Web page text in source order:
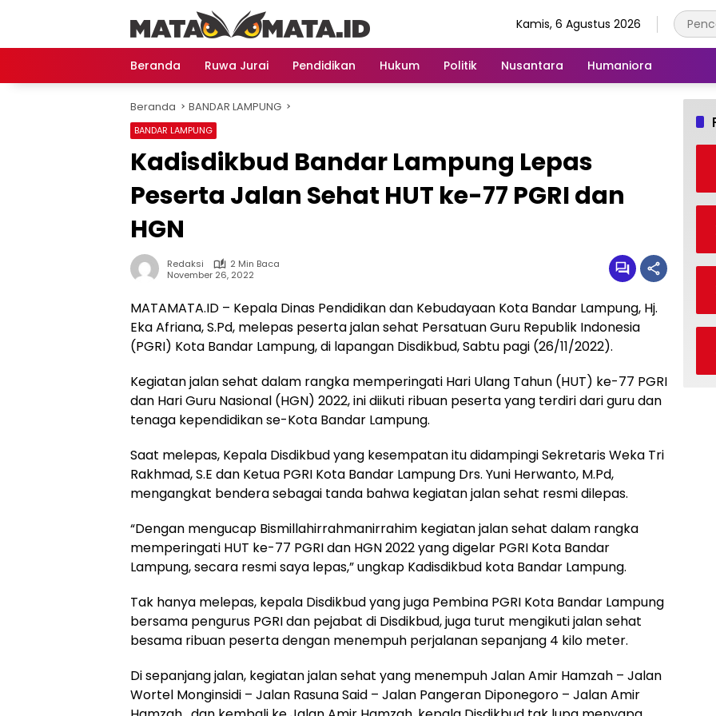
Kamis, 6 Agustus 2026
Beranda Ruwa Jurai Pendidikan Hukum Politik Nusantara Humaniora
Beranda BANDAR LAMPUNG
BANDAR LAMPUNG
Kadisdikbud Bandar Lampung Lepas
Peserta Jalan Sehat HUT ke-77 PGRI dan
HGN
Redaksi
2 Min Baca
November 26, 2022
MATAMATA.ID – Kepala Dinas Pendidikan dan Kebudayaan Kota Bandar Lampung, Hj.
Eka Afriana, S.Pd, melepas peserta jalan sehat Persatuan Guru Republik Indonesia
(PGRI) Kota Bandar Lampung, di lapangan Disdikbud, Sabtu pagi (26/11/2022).
Kegiatan jalan sehat dalam rangka memperingati Hari Ulang Tahun (HUT) ke-77 PGRI
dan Hari Guru Nasional (HGN) 2022, ini diikuti ribuan peserta yang terdiri dari guru dan
tenaga kependidikan se-Kota Bandar Lampung.
Saat melepas, Kepala Disdikbud yang kesempatan itu didampingi Sekretaris Weka Tri
Rakhmad, S.E dan Ketua PGRI Kota Bandar Lampung Drs. Yuni Herwanto, M.Pd,
mengangkat bendera sebagai tanda bahwa kegiatan jalan sehat resmi dilepas.
“Dengan mengucap Bismillahirrahmanirrahim kegiatan jalan sehat dalam rangka
memperingati HUT ke-77 PGRI dan HGN 2022 yang digelar PGRI Kota Bandar
Lampung, secara resmi saya lepas,” ungkap Kadisdikbud kota Bandar Lampung.
Tak hanya melepas, kepala Disdikbud yang juga Pembina PGRI Kota Bandar Lampung
bersama pengurus PGRI dan pejabat di Disdikbud, juga turut mengikuti jalan sehat
besama ribuan peserta dengan menempuh perjalanan sepanjang 4 kilo meter.
Di sepanjang jalan, kegiatan jalan sehat yang menempuh Jalan Amir Hamzah – Jalan
Wortel Monginsidi – Jalan Rasuna Said – Jalan Pangeran Diponegoro – Jalan Amir